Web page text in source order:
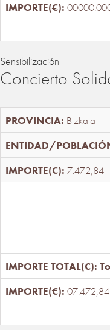
Sensibilización
Concierto
Bizkaia
7.472,84
07.472,84